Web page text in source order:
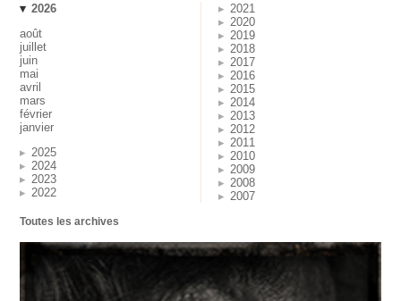
2026
août
juillet
juin
mai
avril
mars
février
janvier
2025
2024
2023
2022
2021
2020
2019
2018
2017
2016
2015
2014
2013
2012
2011
2010
2009
2008
2007
Toutes les archives